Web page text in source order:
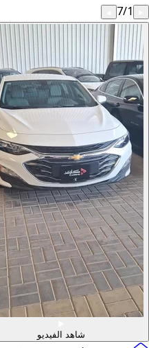
7/1
شاهد الفيديو